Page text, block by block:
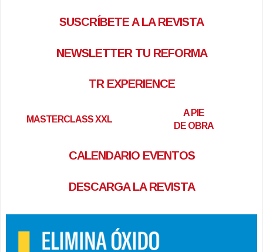
SUSCRÍBETE A LA REVISTA
NEWSLETTER TU REFORMA
TR EXPERIENCE
MASTERCLASS XXL
A PIE
DE OBRA
CALENDARIO EVENTOS
DESCARGA LA REVISTA